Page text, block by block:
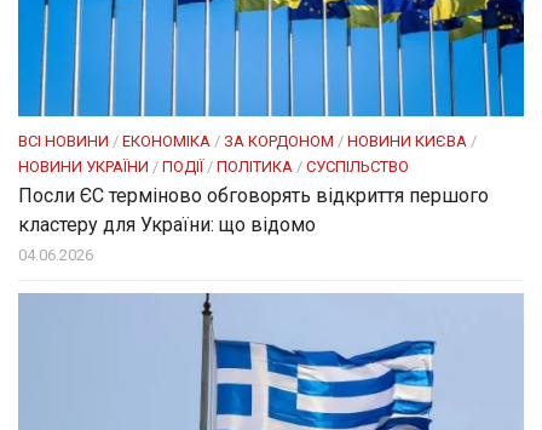
ВСІ НОВИНИ / ЕКОНОМІКА / ЗА КОРДОНОМ / НОВИНИ КИЄВА /
НОВИНИ УКРАЇНИ / ПОДІЇ / ПОЛІТИКА / СУСПІЛЬСТВО
Посли ЄC терміново обговорять відкриття першого
кластеру для України: що відомо
04.06.2026